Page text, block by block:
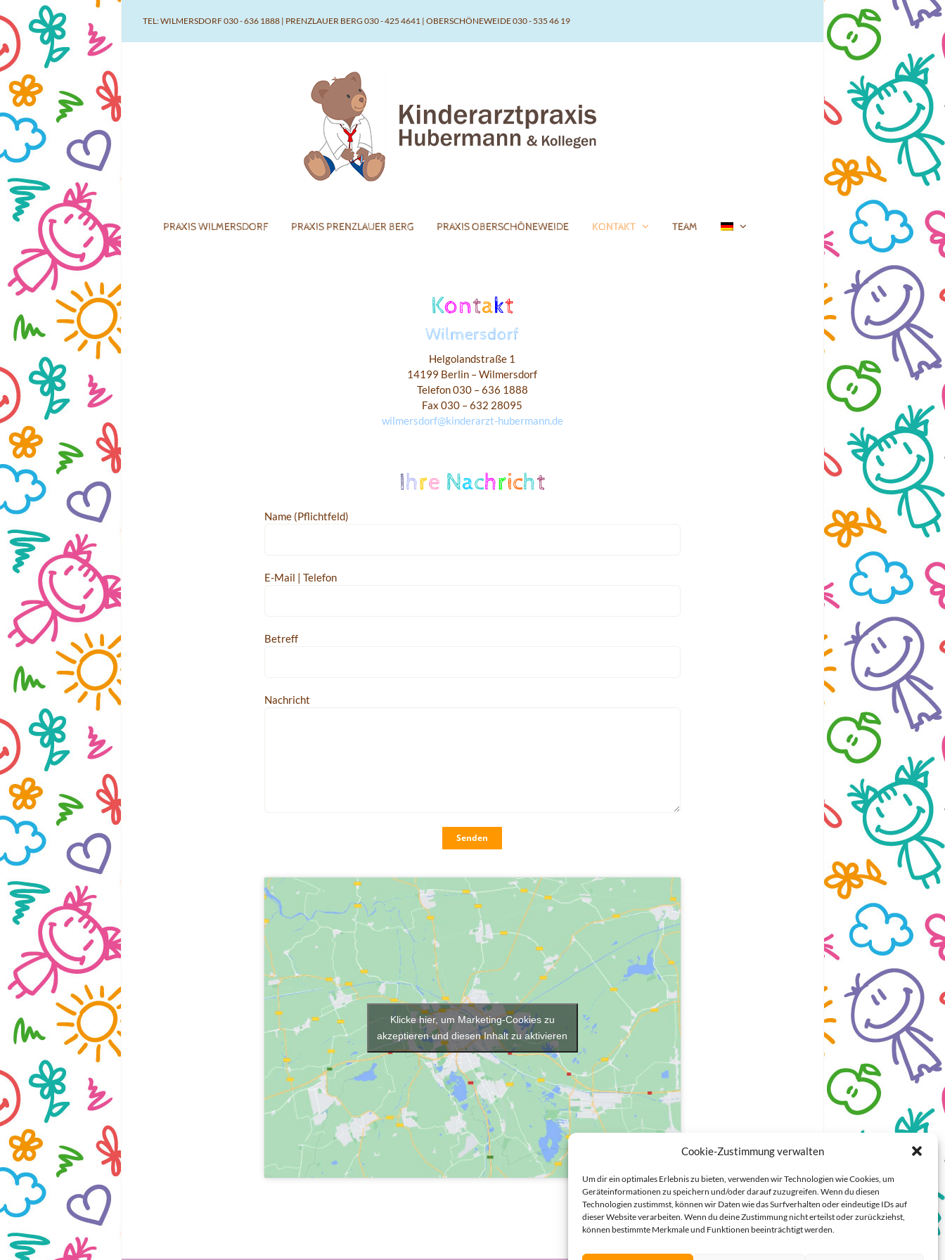
Cookie-Zustimmung verwalten
Um dir ein optimales Erlebnis zu bieten, verwenden wir Technologien wie Cookies, um
Geräteinformationen zu speichern und/oder darauf zuzugreifen. Wenn du diesen
Technologien zustimmst, können wir Daten wie das Surfverhalten oder eindeutige IDs auf
dieser Website verarbeiten. Wenn du deine Zustimmung nicht erteilst oder zurückziehst,
können bestimmte Merkmale und Funktionen beeinträchtigt werden.
Inhalt
springen
TEL: WILMERSDORF 030 - 636 1888 | PRENZLAUER BERG 030 - 425 4641 | OBERSCHÖNEWEIDE 030 - 535 46 19
PRAXIS WILMERSDORF PRAXIS PRENZLAUER BERG PRAXIS OBERSCHÖNEWEIDE KONTAKT TEAM
Kontakt
Wilmersdorf
Helgolandstraße 1
14199 Berlin – Wilmersdorf
Telefon 030 – 636 1888
Fax 030 – 632 28095
wilmersdorf@kinderarzt-hubermann.de
Ihre Nachricht
Name (Pflichtfeld)
E-Mail | Telefon
Betreff
Nachricht
Klicke hier, um Marketing-Cookies zu
akzeptieren und diesen Inhalt zu aktivieren